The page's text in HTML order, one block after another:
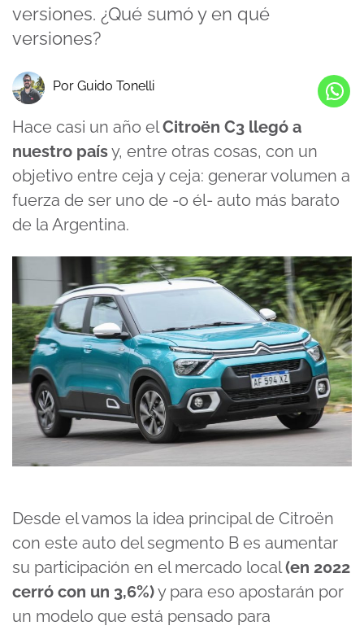
versiones. ¿Qué sumó y en qué
versiones?
Por Guido Tonelli
Hace casi un año elCitroën C3 llegó a
nuestro paísy, entre otras cosas, con un
objetivo entre ceja y ceja: generar volumen a
fuerza de ser uno de -o él- auto más barato
de la Argentina.
Desde el vamos la idea principal de Citroën
con este auto del segmento B es aumentar
su participación en el mercado local(en 2022
cerró con un 3,6%)y para eso apostarán por
un modelo que está pensado para